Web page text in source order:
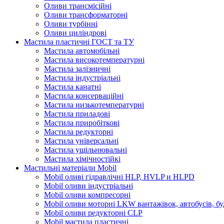
Оливи трансмісійні
Оливи трансформаторні
Оливи турбінні
Оливи циліндрові
Мастила пластичні ГОСТ та ТУ
Мастила автомобільні
Мастила високотемпературні
Мастила залізничні
Мастила індустріальні
Мастила канатні
Мастила консерваційні
Мастила низькотемпературні
Мастила приладові
Мастила приробіткові
Мастила редукторні
Мастила універсальні
Мастила ущільнювальні
Мастила хімічностійкі
Мастильні матеріали Mobil
Mobil оливі гідравлічні HLP, HVLP и HLPD
Mobil оливи індустріальні
Mobil оливи компресорні
Mobil оливи моторні LKW вантажівок, автобусів,
Mobil оливи редукторні CLP
Mobil мастила пластичні